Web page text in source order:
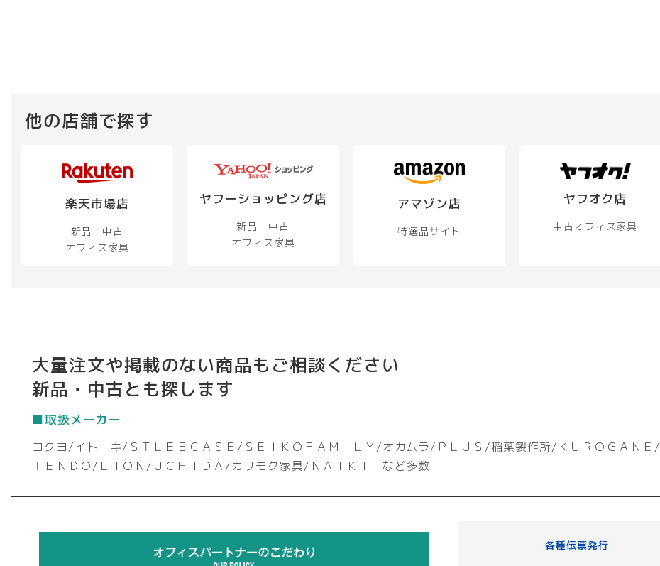
他の店舗で探す
楽天市場店
新品・中古
オフィス家具
ヤフーショッピング店
新品・中古
オフィス家具
アマゾン店
特選品サイト
ヤフオク店
中古オフィス家具
大量注文や掲載のない商品もご相談ください
新品・中古とも探します
■取扱メーカー
コクヨ/イトーキ/ＳＴＬＥＥＣＡＳＥ/ＳＥＩＫＯＦＡＭＩＬＹ/オカムラ/ＰＬＵＳ/稲葉製作所/ＫＵＲＯＧＡＮＥ/
ＴＥＮＤＯ/ＬＩＯＮ/ＵＣＨＩＤＡ/カリモク家具/ＮＡＩＫＩ など多数
各種伝票発行